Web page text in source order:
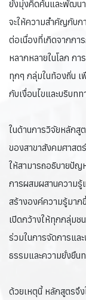
ยังมุ่งคิดค้นและพัฒน
จะให้ความสำคัญกับก
ต่อเนื่องที่เกิดจากกา
หลากหลายในโลก ก
ทุกๆ กลุ่มในท้องถิ่น เ
กับเงื่อนไขและบริบท
ในด้านการวิจัยหลักสู
ของสาขาสังคมศาส
ให้สามารถอธิบายปัญ
การผสมผสานความรู้
สร้างองค์ความรู้มาก
เปิดกว้างให้ทุกกลุ่มช
ร่วมในการจัดการแล
ธรรมและความยั่งยืน
ด้วยเหตุนี้ หลักสูตรจึ